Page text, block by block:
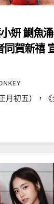
妍 鰂魚
同賀新禧
月初五），